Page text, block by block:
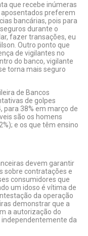
que recebe inúmeras
preferem
bancárias, pois para
durante o
fazer transações, eu
Outro ponto que
de vigilantes no
do banco, vigilante
torna mais seguro
de Bancos
de golpes
para 38% em março de
são os homens
e os que têm ensino
devem garantir
sobre contratações e
consumidores que
um idoso é vítima de
da operação
demonstrar que a
a autorização do
da